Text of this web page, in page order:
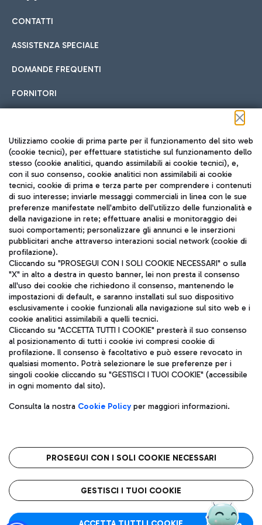
Cucina Internazionale
Fast Food
Pizza
Gelateria
Wine Bar & Sparkling
Hotel in aeroporto
Scegli l'alloggio più adatto e approfitta della vicinanza
all'aeroporto.
Car sharing
Con il Car Sharing è ancora più facile spostarsi
Treno
Raggiungi velocemente l'aeroporto di Fiumicino da Roma
tramite i servizi ferroviari Trenitalia.
Autobus
Scopri le linee di autobus per raggiungere l'aeroporto
Leonardo Da Vinci.
Raggiungi l’aeroporto senza pensieri con il servizio di taxi a
Ristoranti
Scopri la nostra offerta per una pausa gustosa in aeroporto
Mappa Aeroporto Fiumicino
CONTATTI
ASSISTENZA SPECIALE
DOMANDE FREQUENTI
FORNITORI
Seguici sui social
TRAVEL JOURNAL
ITA
Aeroporti di Roma S.p.A. - Società soggetta a direzione e
coordinamento di Mundys S.p.A.
Codice fiscale e Registro delle Imprese di Roma 13032990155 P.
IVA 06572251004
Capitale sociale 62.224.743,00 int. vers.
Sede legale: Via Pier Paolo Racchetti 1 - 00054 Fiumicino (RM)
telefono +39 06 65951
Privacy policy
Note legali
Roma FCO
L'aeroporto stellato
Utilizziamo cookie di prima parte per il funzionamento del sito web
(cookie tecnici), per effettuare statistiche sul funzionamento dello
stesso (cookie analitici, quando assimilabili ai cookie tecnici), e,
con il suo consenso, cookie analitici non assimilabili ai cookie
tecnici, cookie di prima e terza parte per comprendere i contenuti
di suo interesse; inviarle messaggi commerciali in linea con le sue
preferenze manifestate nell'ambito dell'utilizzo delle funzionalità e
della navigazione in rete; effettuare analisi e monitoraggio dei
suoi comportamenti; personalizzare gli annunci e le inserzioni
pubblicitari anche attraverso interazioni social network (cookie di
profilazione).
Cliccando su "PROSEGUI CON I SOLI COOKIE NECESSARI" o sulla
"X" in alto a destra in questo banner, lei non presta il consenso
all'uso dei cookie che richiedono il consenso, mantenendo le
impostazioni di default, e saranno installati sul suo dispositivo
esclusivamente i cookie funzionali alla navigazione sul sito web e i
cookie analitici assimilabili a quelli tecnici.
Cliccando su "ACCETTA TUTTI I COOKIE" presterà il suo consenso
al posizionamento di tutti i cookie ivi compresi cookie di
profilazione. Il consenso è facoltativo e può essere revocato in
qualsiasi momento. Potrà selezionare le sue preferenze per i
singoli cookie cliccando su "GESTISCI I TUOI COOKIE" (accessibile
in ogni momento dal sito).
Consulta la nostra Cookie Policyper maggiori informazioni.
PROSEGUI CON I SOLI COOKIE NECESSARI
GESTISCI I TUOI COOKIE